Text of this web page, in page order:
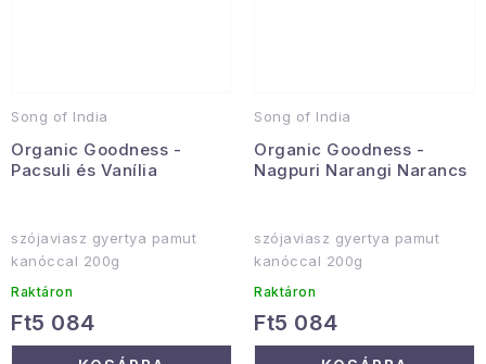
Song of India
Organic Goodness -
Pacsuli és Vanília
szójaviasz gyertya pamut
kanóccal 200g
Raktáron
Ft5 084
Song of India
Organic Goodness -
Nagpuri Narangi Narancs
szójaviasz gyertya pamut
kanóccal 200g
Raktáron
Ft5 084